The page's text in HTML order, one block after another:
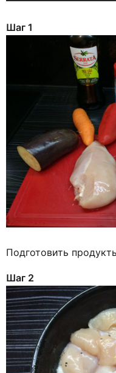
Шаг 1
Подготовить
Шаг 2